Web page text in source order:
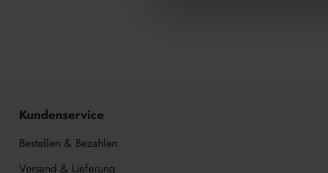
Kundenservice
Bestellen & Bezahlen
Versand & Lieferung